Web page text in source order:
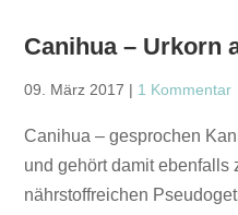
Canihua – Urkorn
09. März 2017 | 1 Kommentar
Canihua – gesprochen
und gehört damit ebenfalls
nährstoffreichen